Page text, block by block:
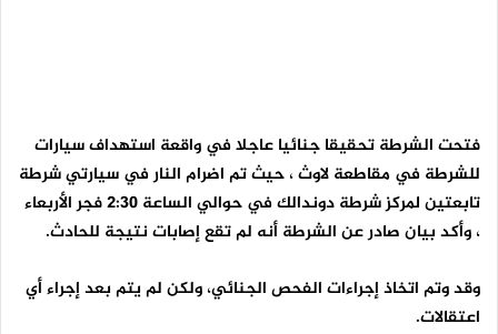
فتحت الشرطة تحقيقا جنائيا عاجلا في واقعة استهداف سيارات
للشرطة في مقاطعة لاوث ، حيث تم اضرام النار في سيارتي شرطة
تابعتين لمركز شرطة دوندالك في حوالي الساعة 2:30 فجر الأربعاء
، وأكد بيان صادر عن الشرطة أنه لم تقع إصابات نتيجة للحادث.
وقد وتم اتخاذ إجراءات الفحص الجنائي، ولكن لم يتم بعد إجراء أي
اعتقالات.